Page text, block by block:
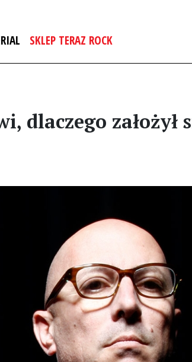
SKLEP TERAZ ROCK
dlaczego założył